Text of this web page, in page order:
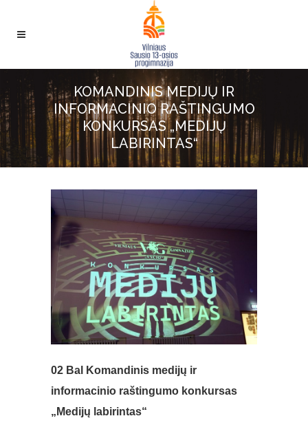
KOMANDINIS MEDIJŲ IR
INFORMACINIO RAŠTINGUMO
KONKURSAS „MEDIJŲ
LABIRINTAS“
02 Bal
Komandinis medijų ir
informacinio raštingumo konkursas
„Medijų labirintas“